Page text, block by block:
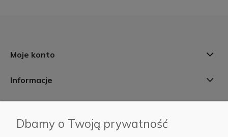
Moje konto
Informacje
AB Foto
Dbamy o Twoją prywatność